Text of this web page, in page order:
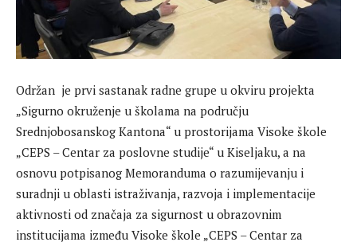
Održan je prvi sastanak radne grupe u okviru projekta
„Sigurno okruženje u školama na području
Srednjobosanskog Kantona“ u prostorijama Visoke škole
„CEPS – Centar za poslovne studije“ u Kiseljaku, a na
osnovu potpisanog Memoranduma o razumijevanju i
suradnji u oblasti istraživanja, razvoja i implementacije
aktivnosti od značaja za sigurnost u obrazovnim
institucijama između Visoke škole „CEPS – Centar za